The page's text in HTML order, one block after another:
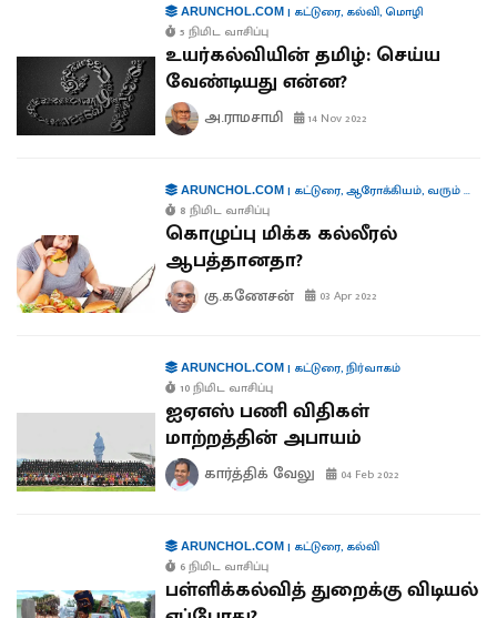
ARUNCHOL.COM| கட்டுரை, கல்வி,மொழி
5 நிமிட வாசிப்பு
உயர்கல்வியின் தமிழ்: செய்ய
வேண்டியது என்ன?
அ.ராமசாமி 14 Nov 2022
ARUNCHOL.COM| கட்டுரை,ஆரோக்கியம், வரும் முன் காக்க
8 நிமிட வாசிப்பு
கொழுப்பு மிக்க கல்லீரல்
ஆபத்தானதா?
கு.கணேசன் 03 Apr 2022
ARUNCHOL.COM| கட்டுரை,நிர்வாகம்
10 நிமிட வாசிப்பு
ஐஏஎஸ் பணி விதிகள்
மாற்றத்தின் அபாயம்
கார்த்திக் வேலு 04 Feb 2022
ARUNCHOL.COM| கட்டுரை, கல்வி
6 நிமிட வாசிப்பு
பள்ளிக்கல்வித் துறைக்கு விடியல்